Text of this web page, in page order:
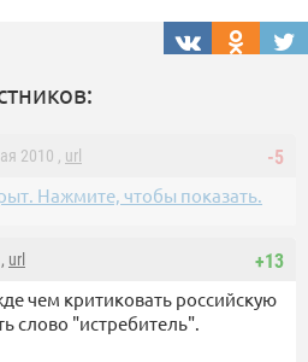
-5
2010 , url
Нажмите, чтобы показать.
+13
url
чем критиковать российскую
слово "истребитель".